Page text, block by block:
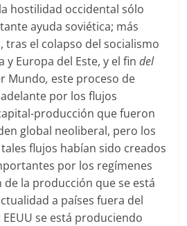
hostilidad occidental sólo
ayuda soviética; más
el colapso del socialismo
y Europa del Este, y el findel
Mundo, este proceso de
por los flujos
producción que fueron
global neoliberal, pero los
flujos habían sido creados
por los regímenes
de la producción que se está
a países fuera del
se está produciendo